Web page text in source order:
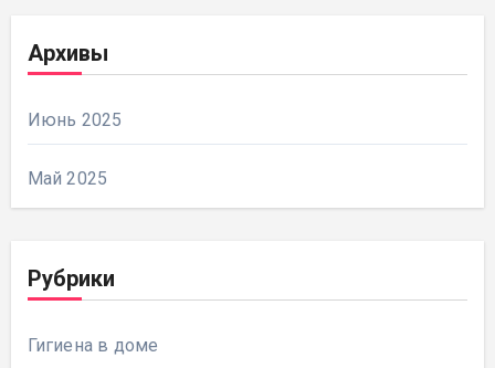
Архивы
Июнь 2025
Май 2025
Рубрики
Гигиена в доме